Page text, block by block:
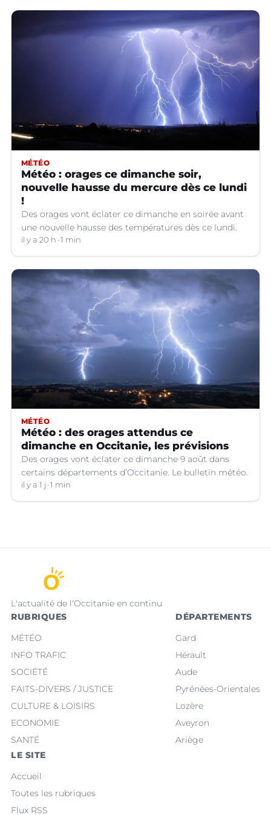
MÉTÉO
Météo : orages ce dimanche soir,
nouvelle hausse du mercure dès ce lundi
!
Des orages vont éclater ce dimanche en soirée avant
une nouvelle hausse des températures dès ce lundi.
il y a 20 h 1 min
MÉTÉO
Météo : des orages attendus ce
dimanche en Occitanie, les prévisions
Des orages vont éclater ce dimanche 9 août dans
certains départements d’Occitanie. Le bulletin météo.
il y a 1 j 1 min
L'actualité de l'Occitanie en continu
RUBRIQUES
MÉTÉO
INFO TRAFIC
SOCIÉTÉ
FAITS-DIVERS / JUSTICE
CULTURE & LOISIRS
ECONOMIE
SANTÉ
DÉPARTEMENTS
Gard
Hérault
Aude
Pyrénées-Orientales
Lozère
Aveyron
Ariège
LE SITE
Accueil
Toutes les rubriques
Flux RSS